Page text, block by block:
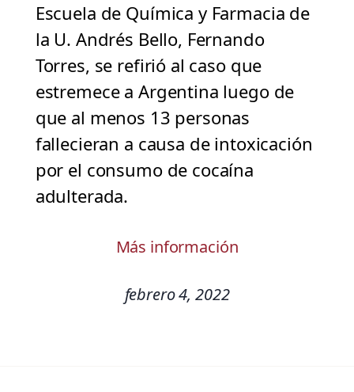
Escuela de Química y Farmacia de
la U. Andrés Bello, Fernando
Torres, se refirió al caso que
estremece a Argentina luego de
que al menos 13 personas
fallecieran a causa de intoxicación
por el consumo de cocaína
adulterada.
Más información
febrero 4, 2022